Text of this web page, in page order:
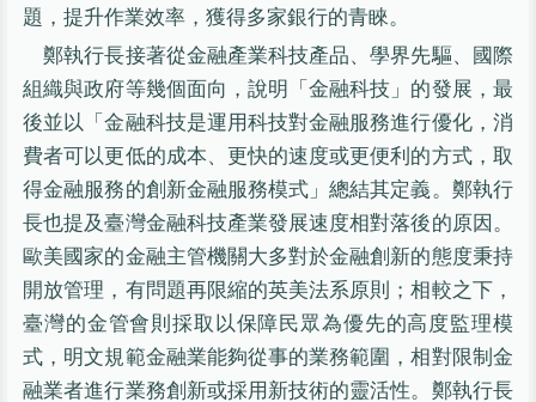
題，提升作業效率，獲得多家銀行的青睞。
鄭執行長接著從金融產業科技產品、學界先驅、國際
組織與政府等幾個面向，說明「金融科技」的發展，最
後並以「金融科技是運用科技對金融服務進行優化，消
費者可以更低的成本、更快的速度或更便利的方式，取
得金融服務的創新金融服務模式」總結其定義。鄭執行
長也提及臺灣金融科技產業發展速度相對落後的原因。
歐美國家的金融主管機關大多對於金融創新的態度秉持
開放管理，有問題再限縮的英美法系原則；相較之下，
臺灣的金管會則採取以保障民眾為優先的高度監理模
式，明文規範金融業能夠從事的業務範圍，相對限制金
融業者進行業務創新或採用新技術的靈活性。鄭執行長